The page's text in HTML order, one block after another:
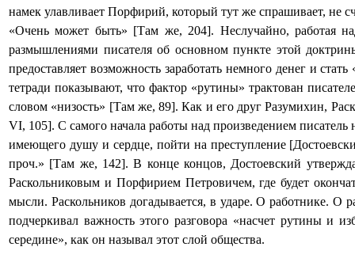
намек улавливает Порфирий, который тут же спрашивает, не
«Очень может быть» [Там же, 204]. Неслучайно, работая
размышлениями писателя об основном пункте этой
предоставляет возможность заработать немного денег и
тетради показывают, что фактор «рутины» трактован
словом «низость» [Там же, 89]. Как и его друг Разумихин,
VI, 105]. С самого начала работы над произведением
имеющего душу и сердце, пойти на преступление
проч.» [Там же, 142]. В конце концов, Достоевский
Раскольниковым и Порфирием Петровичем, где будет
мысли. Раскольников догадывается, в ударе. О работнике.
подчеркивал важность этого разговора «насчет рутины и
середине», как он называл этот слой общества.